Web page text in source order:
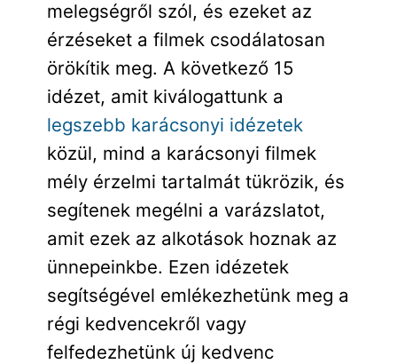
melegségről szól, és ezeket az
érzéseket a filmek csodálatosan
örökítik meg. A következő 15
idézet, amit kiválogattunk a
legszebb karácsonyi idézetek
közül, mind a karácsonyi filmek
mély érzelmi tartalmát tükrözik, és
segítenek megélni a varázslatot,
amit ezek az alkotások hoznak az
ünnepeinkbe. Ezen idézetek
segítségével emlékezhetünk meg a
régi kedvencekről vagy
felfedezhetünk új kedvenc